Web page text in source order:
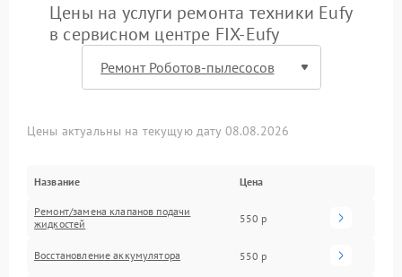
Цены на услуги ремонта техники Eufy
в сервисном центре FIX-Eufy
Цены актуальны на текущую дату 08.08.2026
Название Цена
Ремонт/замена клапанов подачи
жидкостей
550 р
Восстановление аккумулятора 550 р